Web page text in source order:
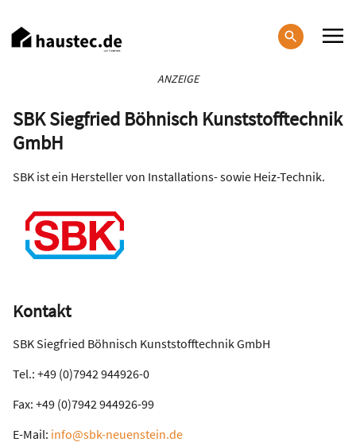
zum
Inhalt
ANZEIGE
SBK Siegfried Böhnisch Kunststofftechnik
GmbH
SBK ist ein Hersteller von Installations- sowie Heiz-Technik.
Kontakt
SBK Siegfried Böhnisch Kunststofftechnik GmbH
Tel.: +49 (0)7942 944926-0
Fax: +49 (0)7942 944926-99
E-Mail: info@sbk-neuenstein.de